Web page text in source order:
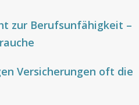
zur Berufsunfähigkeit –
Versicherungen oft die